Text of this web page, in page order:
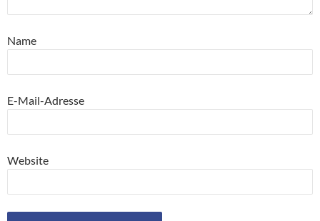
Name
E-Mail-Adresse
Website